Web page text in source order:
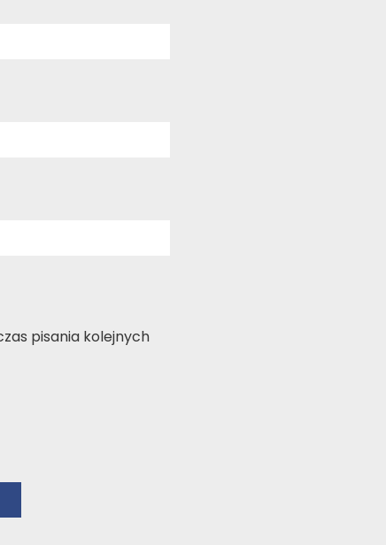
pisania kolejnych